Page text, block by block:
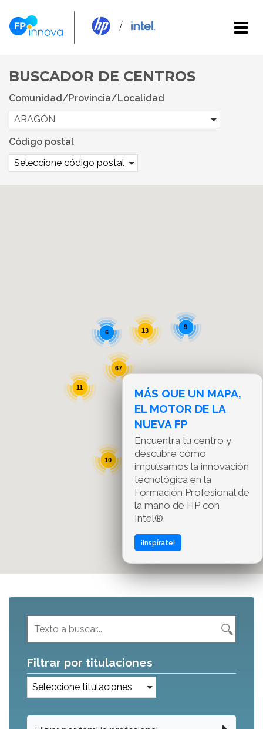
BUSCADOR DE CENTROS
Comunidad/Provincia/Localidad
ARAGÓN
Código postal
Seleccione código postal
11
67
13
8
9
6
10
MÁS QUE UN MAPA,
EL MOTOR DE LA
NUEVA FP
Encuentra tu centro y
descubre cómo
impulsamos la innovación
tecnológica en la
Formación Profesional de
la mano de HP con
Intel®.
¡Inspírate!
Filtrar por titulaciones
Seleccione titulaciones